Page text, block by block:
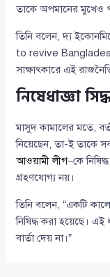
তাকে অপমানের মুখেও
তিনি বলেন, দ্য
to revive
সাক্ষাৎকারে এই
নিষেধাজ্ঞা
মাসুদ কামালের মতে,
নিয়েছেন, তা-ই তাকে
আওয়ামী লীগ–কে
গ্রহণযোগ্য নয়।
তিনি বলেন, “একটি
নিষিদ্ধ করা হয়েছে। এই
বার্তা দেয় না।”